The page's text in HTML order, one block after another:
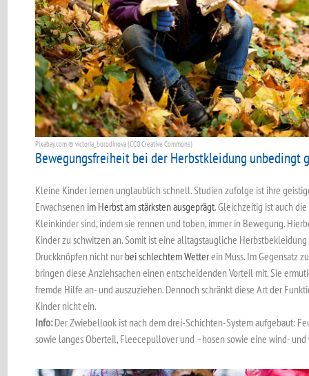
Pixabay.com © victoria_borodinova (CC0 Creative Commons)
Bewegungsfreiheit bei der Herbstkleidung unbedingt
Kleine Kinder lernen unglaublich schnell. Studien zufolge ist ihre
Erwachsenen im Herbst am stärksten ausgeprägt. Gleichzeitig ist auch
Kleinkinder sind, indem sie rennen und toben, immer in Bewegung.
Kinder zu schwitzen an. Somit ist eine alltagstaugliche
Druckknöpfen nicht nur bei schlechtem Wetterein Muss. Im Gegensatz
bringen diese Anziehsachen einen entscheidenden Vorteil mit. Sie
fremde Hilfe an- und auszuziehen. Dennoch schränkt diese Art der
Kinder nicht ein.
Info:Der Zwiebellook ist nach dem drei-Schichten-System aufgebaut:
sowie langes Oberteil, Fleecepullover und –hosen sowie eine wind- und